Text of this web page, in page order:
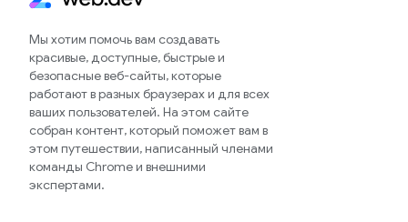
Мы хотим помочь вам создавать
красивые, доступные, быстрые и
безопасные веб-сайты, которые
работают в разных браузерах и для всех
ваших пользователей. На этом сайте
собран контент, который поможет вам в
этом путешествии, написанный членами
команды Chrome и внешними
экспертами.